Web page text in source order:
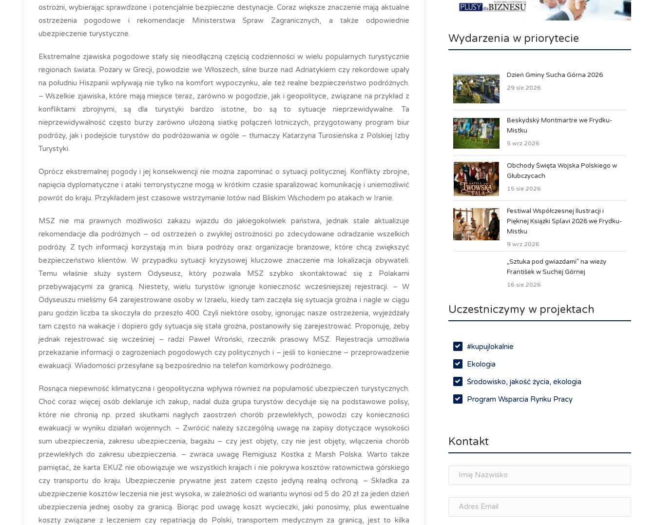
ostrożni, wybierając sprawdzone i potencjalnie bezpieczne destynacje. Coraz większe znaczenie mają aktualne
ostrzeżenia pogodowe i rekomendacje Ministerstwa Spraw Zagranicznych, a także odpowiednie
ubezpieczenie turystyczne.
Ekstremalne zjawiska pogodowe stały się nieodłączną częścią codzienności w wielu popularnych turystycznie
regionach świata. Pożary w Grecji, powodzie we Włoszech, silne burze nad Adriatykiem czy rekordowe upały
na południu Hiszpanii wpływają nie tylko na komfort wypoczynku, ale też realne bezpieczeństwo podróżnych.
– Wszelkie zjawiska, które mają miejsce teraz, zarówno w pogodzie, jak i geopolityce, związane na przykład z
konfliktami zbrojnymi, są dla turystyki bardzo istotne, bo są to sytuacje nieprzewidywalne. Ta
nieprzewidywalność często burzy zarówno ułożoną siatkę połączeń lotniczych, przygotowany program biur
podróży, jak i podejście turystów do podróżowania w ogóle – tłumaczy Katarzyna Turosieńska z Polskiej Izby
Turystyki.
Oprócz ekstremalnej pogody i jej konsekwencji nie można zapominać o sytuacji politycznej. Konflikty zbrojne,
napięcia dyplomatyczne i ataki terrorystyczne mogą w krótkim czasie sparaliżować komunikację i uniemożliwić
powrót do kraju. Przykładem jest czasowe wstrzymanie lotów nad Bliskim Wschodem po atakach w Iranie.
MSZ nie ma prawnych możliwości zakazu wjazdu do jakiegokolwiek państwa, jednak stale aktualizuje
rekomendacje dla podróżnych – od ostrzeżeń o zwykłej ostrożności po zdecydowane odradzanie wszelkich
podróży. Z tych informacji korzystają m.in. biura podróży oraz organizacje branżowe, które chcą zwiększyć
bezpieczeństwo klientów. W przypadku sytuacji kryzysowej kluczowe znaczenie ma lokalizacja obywateli.
Temu właśnie służy system Odyseusz, który pozwala MSZ szybko skontaktować się z Polakami
przebywającymi za granicą. Niestety, wielu turystów ignoruje konieczność wcześniejszej rejestracji. – W
Odyseuszu mieliśmy 64 zarejestrowane osoby w Izraelu, kiedy tam zaczęła się sytuacja groźna i nagle w ciągu
paru godzin liczba ta skoczyła do przeszło 400. Czyli niektóre osoby, ignorując nasze ostrzeżenia, wyjeżdżały
tam często na wakacje i dopiero gdy sytuacja się stała groźna, postanowiły się zarejestrować. Proponuję, żeby
jednak rejestrować się wcześniej – radzi Paweł Wroński, rzecznik prasowy MSZ. Rejestracja umożliwia
przekazanie informacji o zagrożeniach pogodowych czy politycznych i – jeśli to konieczne – przeprowadzenie
ewakuacji. Wiadomości przesyłane są bezpośrednio na telefon komórkowy podróżnego.
Rosnąca niepewność klimatyczna i geopolityczna wpływa również na popularność ubezpieczeń turystycznych.
Choć coraz więcej osób deklaruje ich zakup, nadal duża grupa turystów decyduje się na podstawowe polisy,
które nie chronią np. przed skutkami nagłych zaostrzeń chorób przewlekłych, powodzi czy konieczności
ewakuacji w wyniku działań wojennych. – Zwrócić należy szczególną uwagę na zapisy dotyczące wysokości
sum ubezpieczenia, zakresu ubezpieczenia, bagażu – czy jest objęty, czy nie jest objęty, włączenia chorób
przewlekłych do zakresu ubezpieczenia. – zwraca uwagę Remigiusz Kostka z Marsh Polska. Warto także
pamiętać, że karta EKUZ nie obowiązuje we wszystkich krajach i nie pokrywa kosztów ratownictwa górskiego
czy transportu do kraju. Ubezpieczenie prywatne jest zatem często jedyną realną ochroną. – Składka za
ubezpieczenie kosztów leczenia nie jest wysoka, w zależności od wariantu wynosi od 5 do 20 zł za jeden dzień
ubezpieczenia jednej osoby za granicą. Biorąc pod uwagę koszt wycieczki, jaki ponosimy, plus ewentualne
koszty związane z leczeniem czy repatriacją do Polski, transportem medycznym za granicą, jest to kilka
Wydarzenia w priorytecie
Dzień Gminy Sucha Górna 2026
29 sie 2026
Beskydský Montmartre we Frydku-
Mistku
5 wrz 2026
Obchody Święta Wojska Polskiego w
Głubczycach
15 sie 2026
Festiwal Współczesnej Ilustracji i
Pięknej Książki Splavi 2026 we Frydku-
Mistku
9 wrz 2026
„Sztuka pod gwiazdami” na wieży
František w Suchej Górnej
16 sie 2026
Uczestniczymy w projektach
#kupujlokalnie
Ekologia
Środowisko, jakość życia, ekologia
Program Wsparcia Rynku Pracy
Spotkania branżowe
osobisty
Memorandum Gospodarcze PL-CZ
Śląskie Porozumienie Gospodarcze
Kontakt